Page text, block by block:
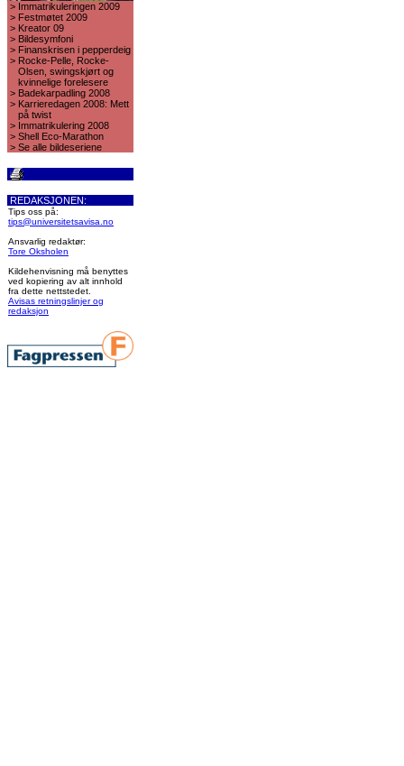
> Immatrikuleringen 2009
> Festmøtet 2009
> Kreator 09
> Bildesymfoni
> Finanskrisen i pepperdeig
> Rocke-Pelle, Rocke-
Olsen, swingskjørt og
kvinnelige forelesere
> Badekarpadling 2008
> Karrieredagen 2008: Mett
på twist
> Immatrikulering 2008
> Shell Eco-Marathon
> Se alle bildeseriene
REDAKSJONEN:
Tips oss på:
tips@universitetsavisa.no
Ansvarlig redaktør:
Tore Oksholen
Kildehenvisning må benyttes
ved kopiering av alt innhold
fra dette nettstedet.
Avisas retningslinjer og
redaksjon